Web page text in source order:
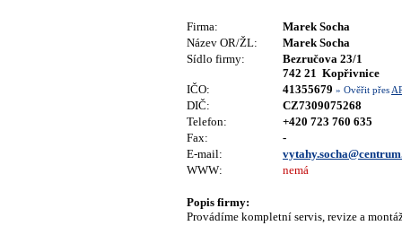
Firma:
Marek Socha
Název OR/ŽL:
Marek Socha
Sídlo firmy:
Bezručova 23/1
742 21 Kopřivnice
IČO:
41355679 » Ověřit přes
DIČ:
CZ7309075268
Telefon:
+420 723 760 635
Fax:
-
E-mail:
WWW:
nemá
Popis firmy:
Provádíme kompletní servis, revize a